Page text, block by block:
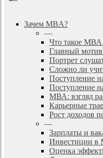
search
Menu
Зачем MBA?
—
Что такое МВА
Главный
Портрет
Сложно ли
Поступление
Поступление
МВА: взгляд
Карьерные
Рост доходов
—
Зарплаты и
Инвестиции в
Оценка